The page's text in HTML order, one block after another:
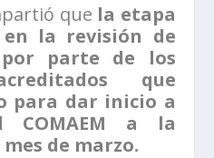
que la etapa
la revisión de
por parte de los
que
para dar inicio a
COMAEM a la
de marzo.